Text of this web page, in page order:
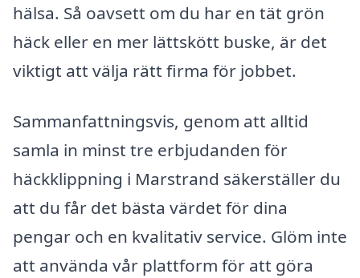
hälsa. Så oavsett om du har en tät grön
häck eller en mer lättskött buske, är det
viktigt att välja rätt firma för jobbet.
Sammanfattningsvis, genom att alltid
samla in minst tre erbjudanden för
häckklippning i Marstrand säkerställer du
att du får det bästa värdet för dina
pengar och en kvalitativ service. Glöm inte
att använda vår plattform för att göra